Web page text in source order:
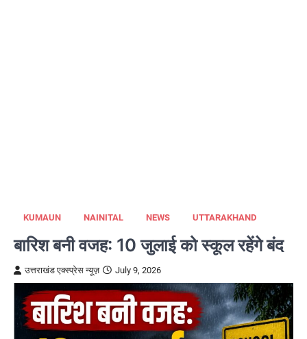
KUMAUN NAINITAL NEWS UTTARAKHAND
बारिश बनी वजह: 10 जुलाई को स्कूल रहेंगे बंद
उत्तराखंड एक्स्प्रेस न्यूज़ July 9, 2026